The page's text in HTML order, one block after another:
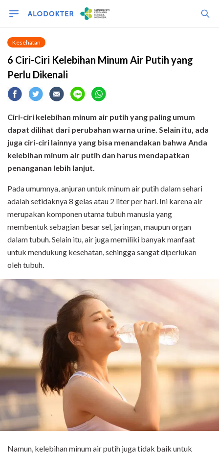
Kesehatan
6 Ciri-Ciri Kelebihan Minum Air Putih yang
Perlu Dikenali
Ciri-ciri kelebihan minum air putih yang paling umum
dapat dilihat dari perubahan warna urine. Selain itu, ada
juga ciri-ciri lainnya yang bisa menandakan bahwa Anda
kelebihan minum air putih dan harus mendapatkan
penanganan lebih lanjut.
Pada umumnya, anjuran untuk minum air putih dalam sehari
adalah setidaknya 8 gelas atau 2 liter per hari. Ini karena air
merupakan komponen utama tubuh manusia yang
membentuk sebagian besar sel, jaringan, maupun organ
dalam tubuh. Selain itu, air juga memiliki banyak manfaat
untuk mendukung kesehatan, sehingga sangat diperlukan
oleh tubuh.
Namun, kelebihan minum air putih juga tidak baik untuk